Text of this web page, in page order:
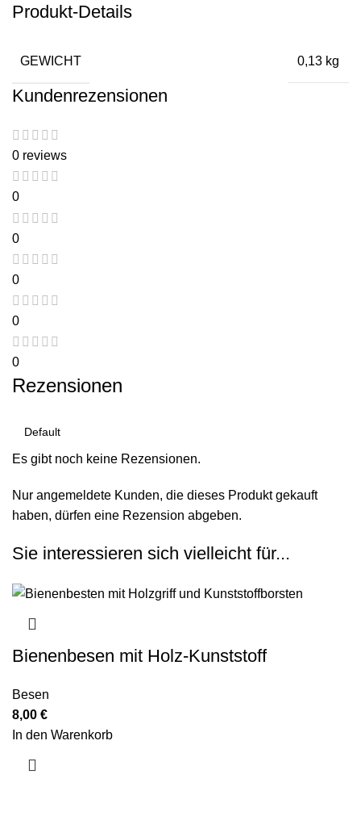
Produkt-Details
GEWICHT 0,13 kg
Kundenrezensionen
0 reviews
0
0
0
0
0
Rezensionen
Es gibt noch keine Rezensionen.
Nur angemeldete Kunden, die dieses Produkt gekauft
haben, dürfen eine Rezension abgeben.
Sie interessieren sich vielleicht für...
Bienenbesen mit Holz-Kunststoff
Besen
8,00 €
In den Warenkorb